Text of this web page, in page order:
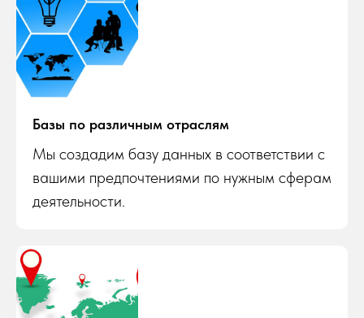
Базы по различным отраслям
Мы создадим базу данных в соответствии с
вашими предпочтениями по нужным сферам
деятельности.